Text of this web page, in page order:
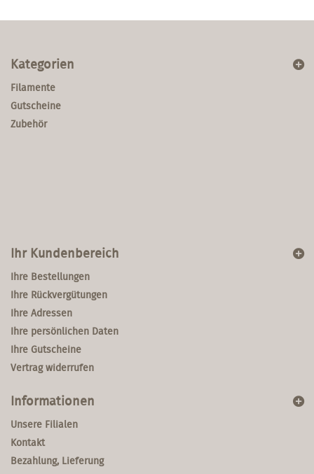
Kategorien
Filamente
Gutscheine
Zubehör
Ihr Kundenbereich
Ihre Bestellungen
Ihre Rückvergütungen
Ihre Adressen
Ihre persönlichen Daten
Ihre Gutscheine
Vertrag widerrufen
Informationen
Unsere Filialen
Kontakt
Bezahlung, Lieferung